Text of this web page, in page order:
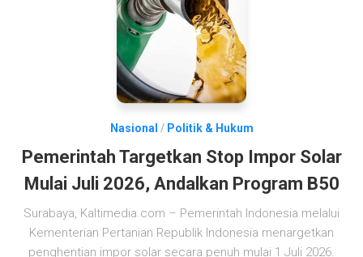
Nasional / Politik & Hukum
Pemerintah Targetkan Stop Impor Solar
Mulai Juli 2026, Andalkan Program B50
Surabaya, Kaltimedia.com – Pemerintah Indonesia melalui
Kementerian Pertanian Republik Indonesia menargetkan
penghentian impor solar secara penuh mulai 1 Juli 2026.